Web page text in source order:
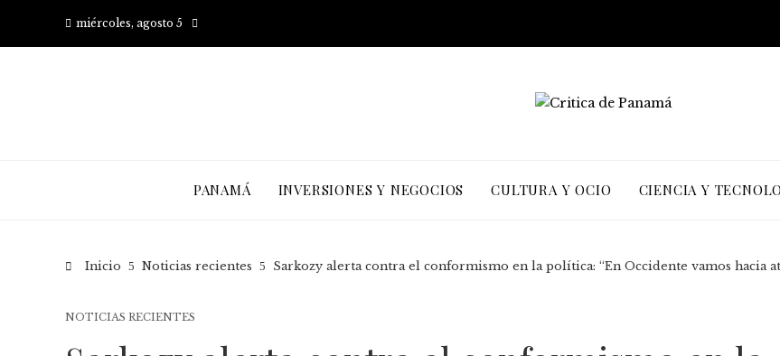
miércoles, agosto 5
PANAMÁ INVERSIONES Y NEGOCIOS CULTURA Y OCIO CIENCIA Y
Inicio Noticias recientes Sarkozy alerta contra el conformismo en la política: “En Occidente vamos hacia
NOTICIAS RECIENTES